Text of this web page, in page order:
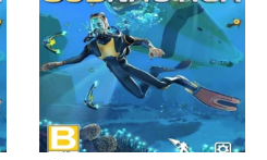
variantes.
As
opções
podem
escolhidas